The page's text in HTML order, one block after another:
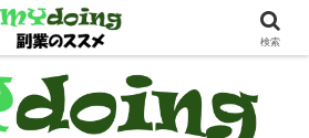
副業界隈
検索